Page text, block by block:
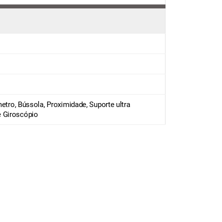
Bússola, Proximidade, Suporte ultra
Giroscópio